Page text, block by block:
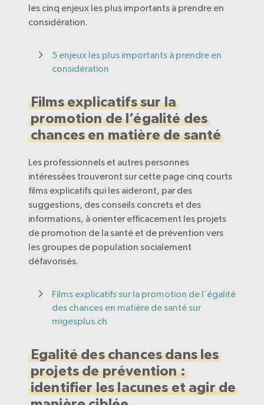
les cinq enjeux les plus importants à prendre en
considération.
5 enjeux les plus importants à prendre en
considération
Films explicatifs sur la
promotion de l’égalité des
chances en matière de santé
Les professionnels et autres personnes
intéressées trouveront sur cette page cinq courts
films explicatifs qui les aideront, par des
suggestions, des conseils concrets et des
informations, à orienter efficacement les projets
de promotion de la santé et de prévention vers
les groupes de population socialement
défavorisés.
Films explicatifs sur la promotion de l’égalité
des chances en matière de santé sur
migesplus.ch
Egalité des chances dans les
projets de prévention :
identifier les lacunes et agir de